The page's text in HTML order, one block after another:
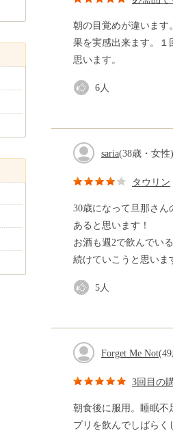
朝の目覚めが違います
果を実感出来ます。１
思います。
6人
saria(38歳・女性)
タウリン
30歳になって旦那さ
あると思います！
お酒も週2で飲んでい
続けていこうと思いま
5人
Forget Me Not
3回目の
朝食後に服用。睡眠不
プリを飲んでしばらく